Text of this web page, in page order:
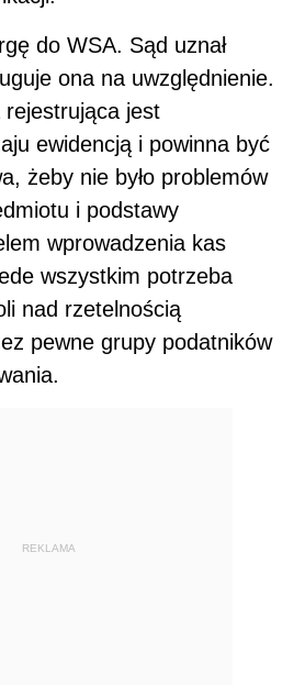
do WSA. Sąd uznał
ona na uwzględnienie.
rejestrująca jest
ewidencją i powinna być
żeby nie było problemów
i podstawy
wprowadzenia kas
wszystkim potrzeba
nad rzetelnością
pewne grupy podatników
REKLAMA